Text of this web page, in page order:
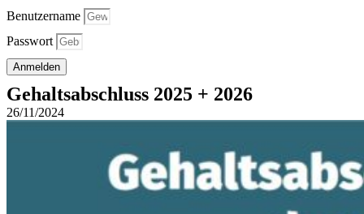
Benutzername
Passwort
Anmelden
Gehaltsabschluss 2025 + 2026
26/11/2024